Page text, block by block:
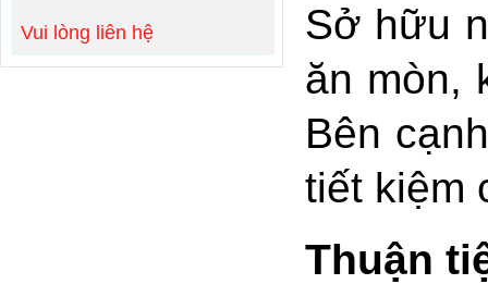
Vui lòng liên hệ
Sở hữu
ăn mòn,
Bên
tiết kiệm
Thuận